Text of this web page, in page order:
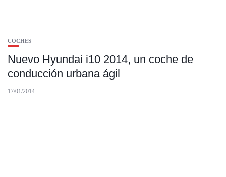
COCHES
Nuevo Hyundai i10 2014, un coche de
conducción urbana ágil
17/01/2014